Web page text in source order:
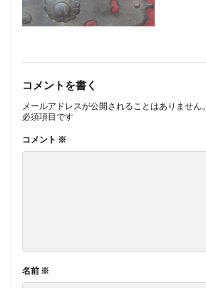
コメントを書く
メールアドレスが公開されることはありません。
必須項目です
コメント ※
名前 ※